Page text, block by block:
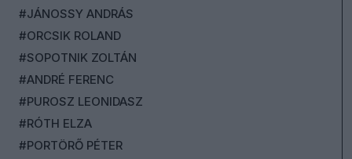
#JÁNOSSY ANDRÁS
#ORCSIK ROLAND
#SOPOTNIK ZOLTÁN
#ANDRÉ FERENC
#PUROSZ LEONIDASZ
#RÓTH ELZA
#PORTÖRŐ PÉTER